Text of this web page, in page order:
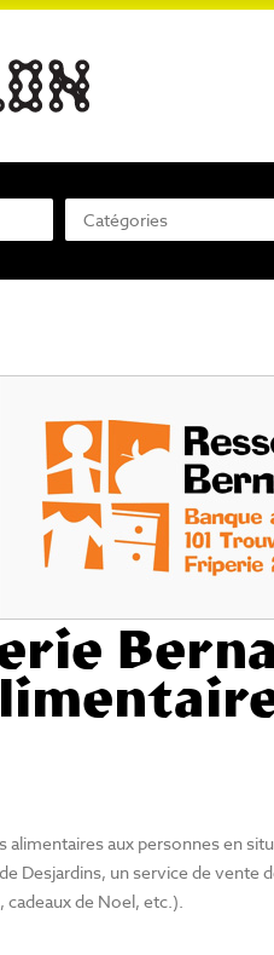
Catégories
alimentaires aux personnes en
Desjardins, un service de
de Noel, etc.).